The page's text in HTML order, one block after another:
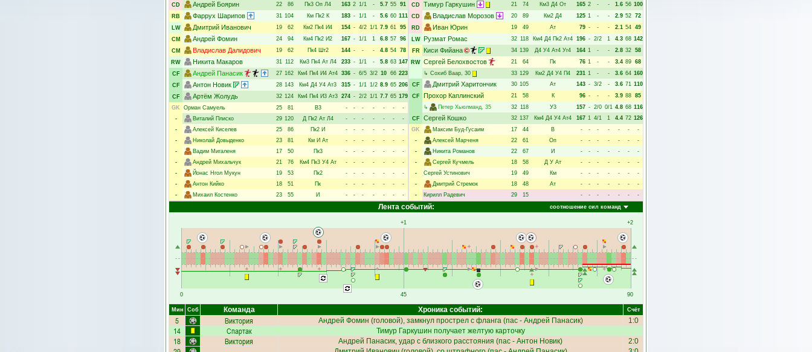
CD
Андрей Боярин 22 86 Пк3 Оп Л4 163 2 1/1 - 5.7 55 91
RB
Фаррух Шарипов 31 104 Км Пк2 К 183 - 1/1 - 5.6 60 111
LW
Дмитрий Иванович 19 62 Км2 Пк4 И4 154 - 4/2 1/1 7.9 61 95
CM
Андрей Фомин 24 94 Км4 Пк2 И2 167 - 1/1 1 6.8 57 96
CM
Владислав Далидович 19 62 Пк4 Шт2 144 - - - 4.8 54 78
RW
Никита Макаров 31 112 Км3 Пк4 Ат Л4 233 - 1/1 - 5.8 63 147
CF
Андрей Панасик 27 162 Км4 Пк4 И4 Ат4 336 - 6/5 3/2 10 66 223
CF
Антон Новик 28 143 Км4 Д4 У4 Ат3 315 - 1/1 1/2 8.9 65 206
CF
Артём Жолудь 32 124 Км4 Пк4 И3 Ат3 274 - 2/2 1/1 7.7 65 179
GK
Орман Самуель 25 81 В3 - - - - - -
-
-
Виталий Плиско 29 120 Д Пк2 Ат Л4 - - - - - -
-
-
Алексей Киселев 25 86 Пк2 И - - - - - -
-
-
Николай Довыденко 23 81 Км И Ат - - - - - -
-
-
Вадим Мигаленя 17 50 Пк3 - - - - - -
-
-
Андрей Михальчук 21 76 Км4 Пк3 У4 Ат - - - - - -
-
-
Йонас Нгол Мукун 19 53 Пк2 - - - - - -
-
-
Антон Кийко 18 51 Пк - - - - - -
-
-
Михаил Костенко 23 55 И - - - - - - -
CD Тимур Гаркушин 21 74 Км3 Д4 От 165 2 - - 1.6 56 100
CD
Владислав Морозов 20 89 Км2 Д4 125 1 - - 2.9 52 72
RD
Иван Юрин 19 49 Ат 79 - - - 2.1 54 49
LW
Рузмат Ромас 32 118 Км4 Д4 Пк2 Ат4 196 - 2/2 1 4.3 68 142
FR
Киси Фийана 34 139 Д4 У4 Ат4 Уг4 164 1 - - 2.8 32 58
RW Сергей Белохвостов 21 64 Пк 76 1 - - 3.4 89 68
↳ Сохиб Ваар, 30 33 129 Км2 Д4 У4 П4 231 1 - - 3.6 64 160
CF
Дмитрий Харитончик 30 105 Ат 143 - 3/2 - 3.6 71 110
CF
Прохор Каплинский 21 58 К 96 - - - 3.9 88 85
↳
Петер Хьюлманд, 35 32 118 У3 157 - 2/0 0/1 4.8 68 116
CF
Сергей Кошко 32 137 Км4 Д4 У4 Ат4 167 1 4/1 1 4.4 72 126
GK
Максим Буд-Гусаим 17 44 В - - - - - -
-
-
Алексей Марченя 22 61 Оп - - - - - -
-
-
Никита Романов 22 67 И - - - - - -
-
-
Сергей Кучмель 18 58 Д У Ат - - - - - -
-
-
Сергей Устинович 19 49 Км - - - - - -
-
-
Дмитрий Стремок 18 48 Ат - - - - - -
-
-
Кирилл Радевич 29 15 - - - - - -
-
соотношение сил команд
Лента событий:
0
+1
45
+2
90
Мин Соб Команда Хроника событий: Счёт
5 Виктория Андрей Фомин (головой), замкнул прострел с фланга (пас - Андрей Панасик) 1:0
14 Спартак Тимур Гаркушин получает желтую карточку
18 Виктория Андрей Панасик, удар с близкого расстояния (пас - Антон Новик) 2:0